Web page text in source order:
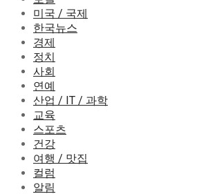
미국 / 국제
한국뉴스
경제
정치
사회
연예
산업 / IT / 과학
교육
스포츠
건강
여행 / 맛집
컬럼
알림